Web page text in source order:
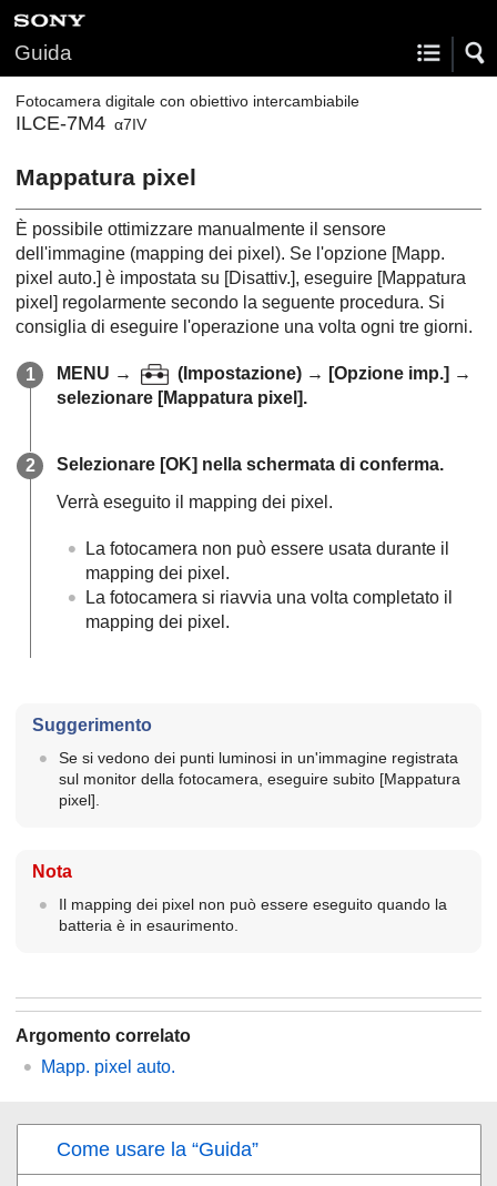
Guida
Fotocamera digitale con obiettivo intercambiabile
ILCE-7M4 α7IV
Mappatura pixel
È possibile ottimizzare manualmente il sensore
dell'immagine (mapping dei pixel). Se l'opzione [Mapp.
pixel auto.] è impostata su [Disattiv.], eseguire [Mappatura
pixel] regolarmente secondo la seguente procedura. Si
consiglia di eseguire l'operazione una volta ogni tre giorni.
MENU → (Impostazione) → [Opzione imp.] →
selezionare [Mappatura pixel].
Selezionare [OK] nella schermata di conferma.
Verrà eseguito il mapping dei pixel.
La fotocamera non può essere usata durante il
mapping dei pixel.
La fotocamera si riavvia una volta completato il
mapping dei pixel.
Suggerimento
Se si vedono dei punti luminosi in un'immagine registrata
sul monitor della fotocamera, eseguire subito [Mappatura
pixel]
Nota
Il mapping dei pixel non può essere eseguito quando la
batteria è in esaurimento.
Argomento correlato
Mapp. pixel auto.
Come usare la “Guida”